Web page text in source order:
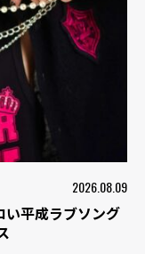
2026.08.09
い平成ラブソング